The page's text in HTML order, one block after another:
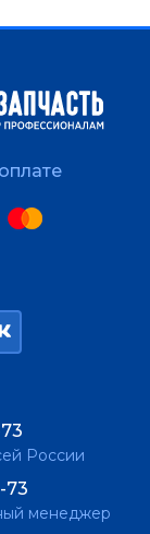
России
73
менеджер